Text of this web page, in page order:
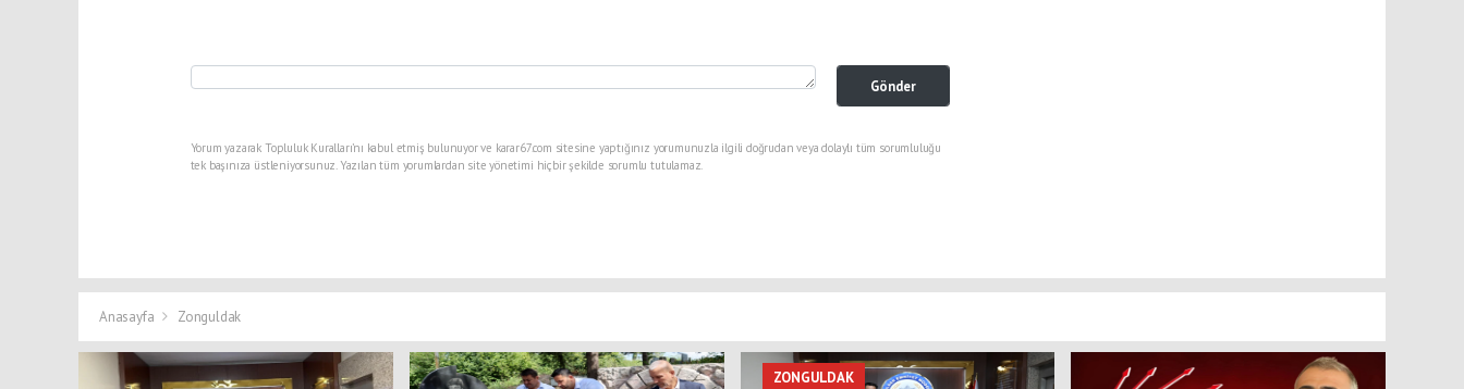
Gönder
Yorum yazarak Topluluk Kuralları’nı kabul etmiş bulunuyor ve karar67.com sitesine yaptığınız yorumunuzla ilgili doğrudan veya dolaylı tüm sorumluluğu
tek başınıza üstleniyorsunuz. Yazılan tüm yorumlardan site yönetimi hiçbir şekilde sorumlu tutulamaz.
Anasayfa Zonguldak
ZONGULDAK